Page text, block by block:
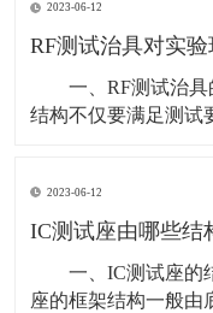
2023-06-12
一、RF测试治具的构造结构
结构不仅要满足测试
被测单元要符合实际
性，并满足对
2023-06-12
IC测试座由哪些结
一、IC测试座的结构组成 1、框
座的框架结构一般由